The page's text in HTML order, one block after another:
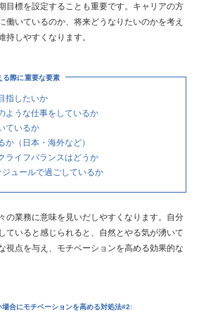
目標を設定することも重要です。キャリアの方
働いているのか、将来どうなりたいのかを考え
持しやすくなります。
る際に重要な要素
指したいか
ような仕事をしているか
ているか
か（日本・海外など）
ライフバランスはどうか
ュールで過ごしているか
の業務に意味を見いだしやすくなります。自分
ていると感じられると、自然とやる気が湧いて
視点を与え、モチベーションを高める効果的な
合にモチベーションを高める対処法#2: